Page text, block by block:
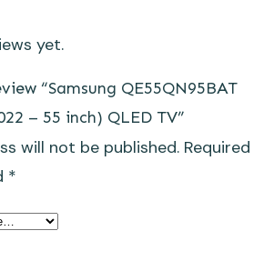
yet.
“Samsung QE55QN95BAT
– 55 inch) QLED TV”
will not be published. Required
*